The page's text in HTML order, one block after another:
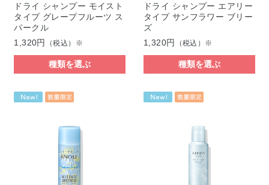
ドライ シャンプー モイスト
タイプ グレープフルーツ ス
パークル
1,320円
（税込）※
種類を選ぶ
ドライ シャンプー エアリー
タイプ サンフラワー ブリー
ズ
1,320円
（税込）※
種類を選ぶ